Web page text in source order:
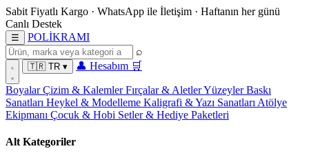
Sabit Fiyatlı Kargo · WhatsApp ile İletişim · Haftanın her günü
Canlı Destek
☰ POLİKRAMI
⌕
🇹🇷 TR ▾ 👤 Hesabım 🛒
BoyalarÇizim & KalemlerFırçalar & AletlerYüzeylerBaskı
Sanatları Heykel & Modelleme Kaligrafi & Yazı Sanatları Atölye
Ekipmanı Çocuk & Hobi Setler & Hediye Paketleri
Alt Kategoriler